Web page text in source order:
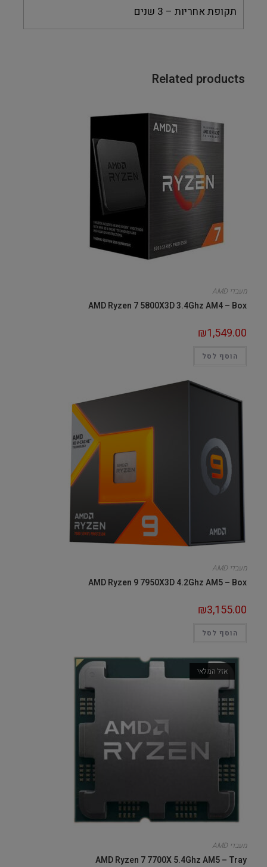
תקופת אחריות – 3 שנים
Related products
מעבדי AMD
AMD Ryzen 7 5800X3D 3.4Ghz AM4 – Box
₪1,549.00
הוסף לסל
מעבדי AMD
AMD Ryzen 9 7950X3D 4.2Ghz AM5 – Box
₪3,155.00
הוסף לסל
אזל המלאי
מעבדי AMD
AMD Ryzen 7 7700X 5.4Ghz AM5 – Tray